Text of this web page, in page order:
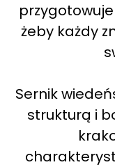
żeby każdy
Sernik
strukturą i